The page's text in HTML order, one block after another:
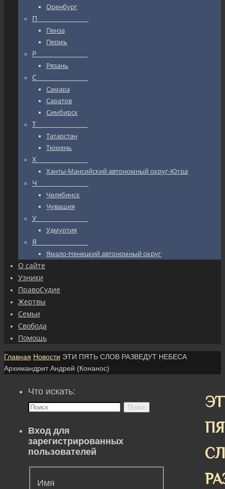
Оренбург
П_________________
Пенза
Пермь
Р_________________
Рязань
С_________________
Самара
Саратов
Симбирск
Т_________________
Татарстан
Тюмень
Х_________________
Ханты-Мансийский автономный округ-Югра
Ч_________________
Челябинск
Чувашия
У_________________
Удмуртия
Я_________________
Ямало-Ненецкий автономный округ
О сайте
Узники
ПравоСудие
Жертвы
Семьи
Свобода
Помощь
Главная Новости ЭТИ ПЯТЬ СЛОВ РАЗВЕДУТ НЕБЕСА
Архимандрит Андрей (Конанос)
Что искать:
Поиск
Вход для
зарегистрированных
пользователей
Имя